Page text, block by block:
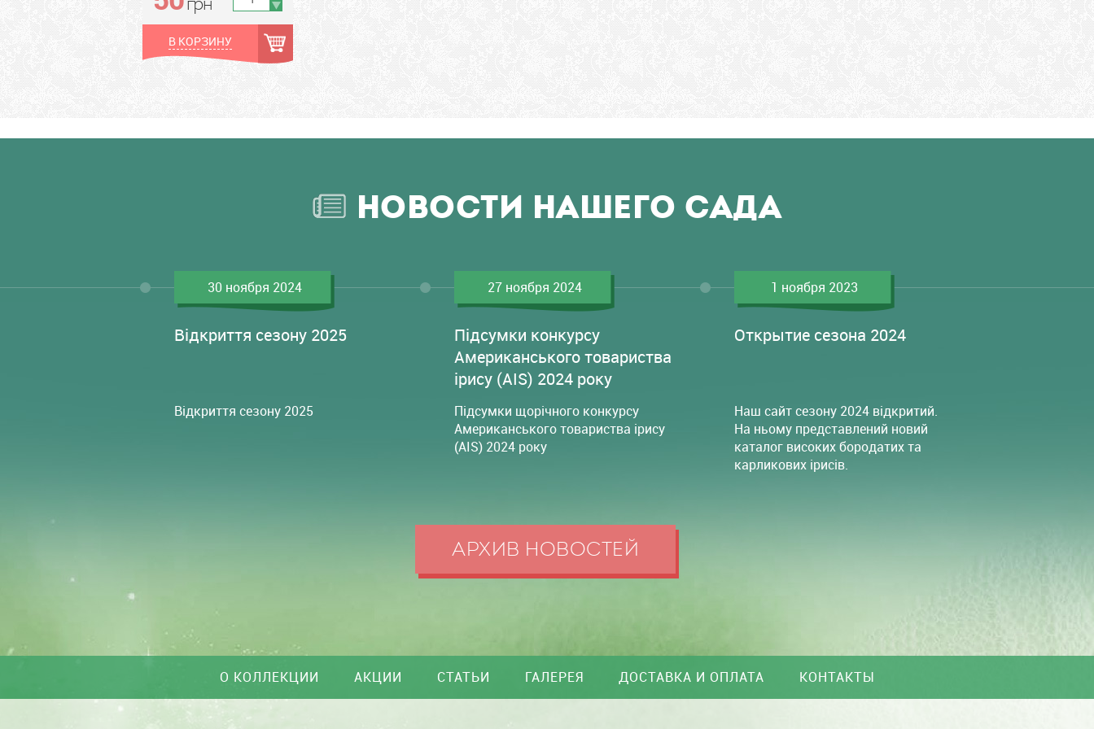
В КОРЗИНУ
НОВОСТИ НАШЕГО САДА
30 ноября 2024
Відкриття сезону 2025
Відкриття сезону 2025
27 ноября 2024
Підсумки конкурсу
Американського товариства
ірису (AIS) 2024 року
Підсумки щорічного конкурсу
Американського товариства ірису
(AIS) 2024 року
1 ноября 2023
Открытие сезона 2024
Наш сайт сезону 2024 відкритий.
На ньому представлений новий
каталог високих бородатих та
карликових ірисів.
АРХИВ НОВОСТЕЙ
О КОЛЛЕКЦИИ АКЦИИ СТАТЬИ ГАЛЕРЕЯ ДОСТАВКА И ОПЛАТА КОНТАКТЫ